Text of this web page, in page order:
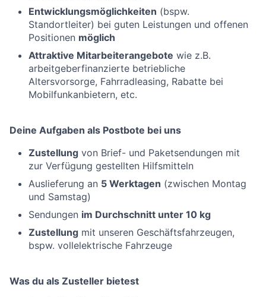
Entwicklungsmöglichkeiten (bspw.
Standortleiter) bei guten Leistungen und offenen
Positionen möglich
Attraktive Mitarbeiterangebote wie z.B.
arbeitgeberfinanzierte betriebliche
Altersvorsorge, Fahrradleasing, Rabatte bei
Mobilfunkanbietern, etc.
Deine Aufgaben als Postbote bei uns
Zustellung von Brief- und Paketsendungen mit
zur Verfügung gestellten Hilfsmitteln
Auslieferung an 5 Werktagen (zwischen Montag
und Samstag)
Sendungen im Durchschnitt unter 10 kg
Zustellung mit unseren Geschäftsfahrzeugen,
bspw. vollelektrische Fahrzeuge
Was du als Zusteller bietest